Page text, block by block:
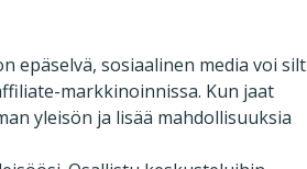
epäselvä, sosiaalinen media voi
markkinoinnissa. Kun jaat
yleisön ja lisää mahdollisuuksia